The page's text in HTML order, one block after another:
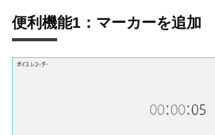
便利機能1：マーカーを追加